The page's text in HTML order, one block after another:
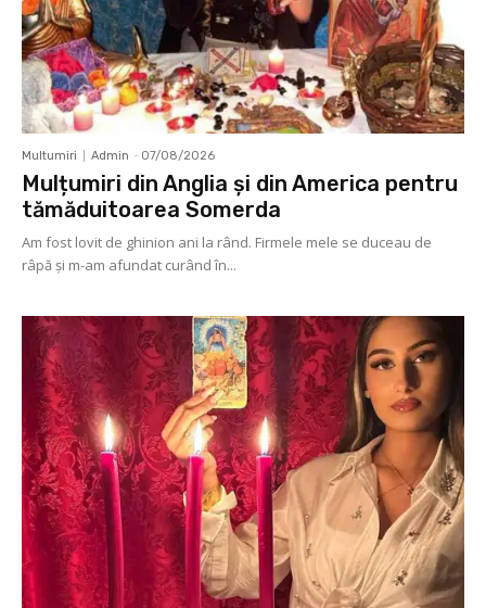
Multumiri Admin - 07/08/2026
Mulțumiri din Anglia și din America pentru
tămăduitoarea Somerda
Am fost lovit de ghinion ani la rând. Firmele mele se duceau de
râpă şi m-am afundat curând în...